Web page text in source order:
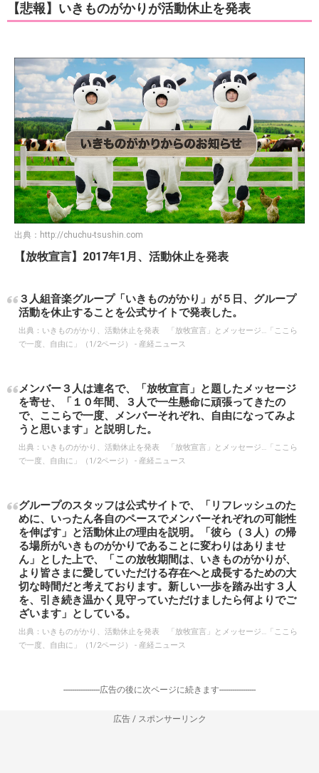
【悲報】いきものがかりが活動休止を発表
出典： http://chuchu-tsushin.com
【放牧宣言】2017年1月、活動休止を発表
３人組音楽グループ「いきものがかり」が５日、グループ
活動を休止することを公式サイトで発表した。
出典： いきものがかり、活動休止を発表 「放牧宣言」とメッセージ…「ここら
で一度、自由に」（1/2ページ） - 産経ニュース
メンバー３人は連名で、「放牧宣言」と題したメッセージ
を寄せ、「１０年間、３人で一生懸命に頑張ってきたの
で、ここらで一度、メンバーそれぞれ、自由になってみよ
うと思います」と説明した。
出典： いきものがかり、活動休止を発表 「放牧宣言」とメッセージ…「ここら
で一度、自由に」（1/2ページ） - 産経ニュース
グループのスタッフは公式サイトで、「リフレッシュのた
めに、いったん各自のペースでメンバーそれぞれの可能性
を伸ばす」と活動休止の理由を説明。「彼ら（３人）の帰
る場所がいきものがかりであることに変わりはありませ
ん」とした上で、「この放牧期間は、いきものがかりが、
より皆さまに愛していただける存在へと成長するための大
切な時間だと考えております。新しい一歩を踏み出す３人
を、引き続き温かく見守っていただけましたら何よりでご
ざいます」としている。
出典： いきものがかり、活動休止を発表 「放牧宣言」とメッセージ…「ここら
で一度、自由に」（1/2ページ） - 産経ニュース
-----------------広告の後に次ページに続きます-----------------
広告 / スポンサーリンク